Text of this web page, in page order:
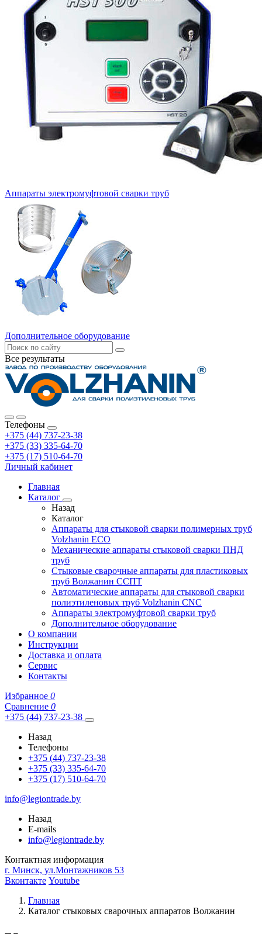
Аппараты электромуфтовой сварки труб
Дополнительное оборудование
Все результаты
Телефоны
+375 (44) 737-23-38
+375 (33) 335-64-70
+375 (17) 510-64-70
Личный кабинет
Главная
Каталог
Назад
Каталог
Аппараты для стыковой сварки полимерных труб
Volzhanin ECO
Механические аппараты стыковой сварки ПНД
труб
Стыковые сварочные аппараты для пластиковых
труб Волжанин ССПТ
Автоматические аппараты для стыковой сварки
полиэтиленовых труб Volzhanin CNC
Аппараты электромуфтовой сварки труб
Дополнительное оборудование
О компании
Инструкции
Доставка и оплата
Сервис
Контакты
Избранное 0
Сравнение 0
+375 (44) 737-23-38
Назад
Телефоны
+375 (44) 737-23-38
+375 (33) 335-64-70
+375 (17) 510-64-70
info@legiontrade.by
Назад
E-mails
info@legiontrade.by
Контактная информация
г. Минск, ул.Монтажников 53
Вконтакте Youtube
Главная
Каталог стыковых сварочных аппаратов Волжанин